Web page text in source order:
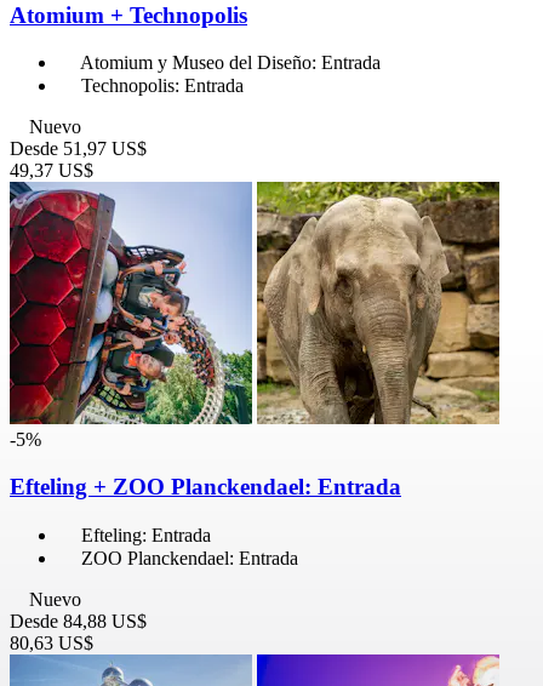
Atomium + Technopolis
Atomium y Museo del Diseño: Entrada
Technopolis: Entrada
Nuevo
Desde 51,97 US$
49,37 US$
-5%
Efteling + ZOO Planckendael: Entrada
Efteling: Entrada
ZOO Planckendael: Entrada
Nuevo
Desde 84,88 US$
80,63 US$